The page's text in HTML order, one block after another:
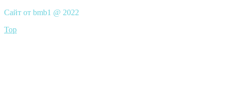
Сайт от bmb1 @ 2022
Top